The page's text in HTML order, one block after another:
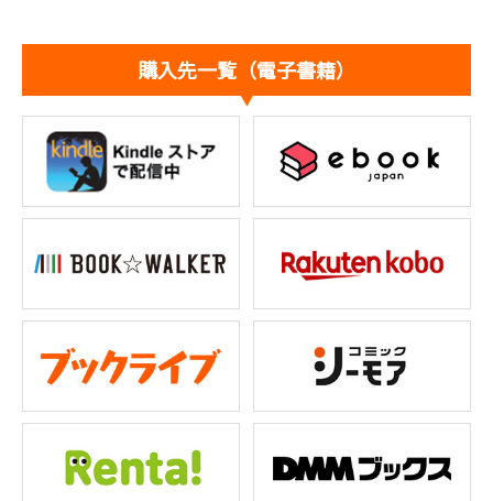
購入先一覧（電子書籍）